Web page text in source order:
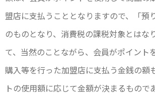
盟店に支払うこととなりますので、「預
のものとなり、消費税の課税対象とはな
て、当然のことながら、会員がポイント
購入等を行った加盟店に支払う金銭の額
トの使用額に応じて金額が決まるもので